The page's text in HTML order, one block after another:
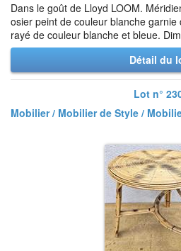
Dans le goût de Lloyd LOOM.
osier peint de couleur blanche garnie
rayé de couleur blanche et bleue.
Détail du
Lot n°
Mobilier / Mobilier de Style /